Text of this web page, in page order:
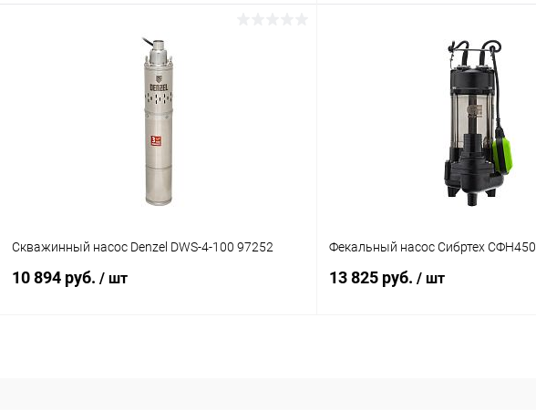
В корзину В корзину
Скважинный насос Denzel DWS-4-100 97252
10 894 руб. / шт
Фекальный насос Сибртех СФН450
13 825 руб. / шт